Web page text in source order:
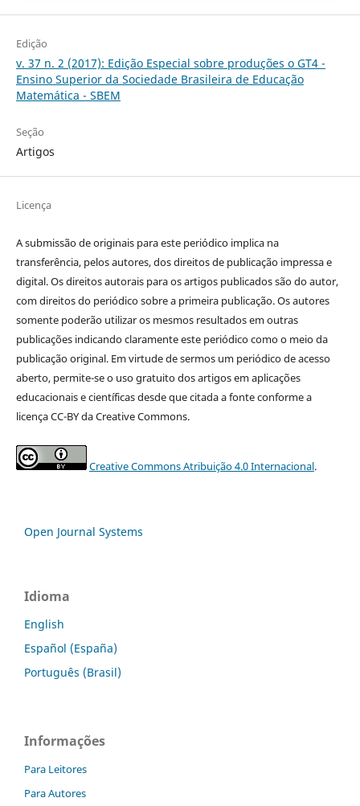
Edição
v. 37 n. 2 (2017): Edição Especial sobre produções o GT4 -
Ensino Superior da Sociedade Brasileira de Educação
Matemática - SBEM
Seção
Artigos
Licença
A submissão de originais para este periódico implica na
transferência, pelos autores, dos direitos de publicação impressa e
digital. Os direitos autorais para os artigos publicados são do autor,
com direitos do periódico sobre a primeira publicação. Os autores
somente poderão utilizar os mesmos resultados em outras
publicações indicando claramente este periódico como o meio da
publicação original. Em virtude de sermos um periódico de acesso
aberto, permite-se o uso gratuito dos artigos em aplicações
educacionais e científicas desde que citada a fonte conforme a
licença CC-BY da Creative Commons.
Creative Commons Atribuição 4.0 Internacional.
Open Journal Systems
Idioma
English
Español (España)
Português (Brasil)
Informações
Para Leitores
Para Autores